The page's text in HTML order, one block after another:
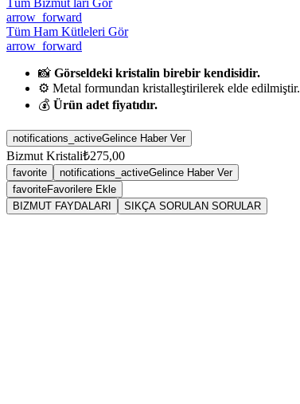
Tüm Bizmut ları Gör
arrow_forward
Tüm Ham Kütleleri Gör
arrow_forward
📸 Görseldeki kristalin birebir kendisidir.
⚙️ Metal formundan kristalleştirilerek elde edilmiştir.
💰 Ürün adet fiyatıdır.
notifications_activeGelince Haber Ver
Bizmut Kristali₺275,00
favorite notifications_activeGelince Haber Ver
favoriteFavorilere Ekle
BIZMUT FAYDALARI
SIKÇA SORULAN SORULAR